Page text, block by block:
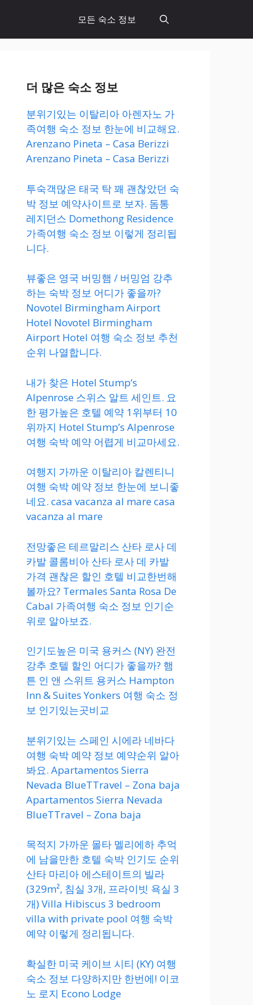
모든 숙소 정보
더 많은 숙소 정보
분위기있는 이탈리아 아렌자노 가
족여행 숙소 정보 한눈에 비교해요.
Arenzano Pineta – Casa Berizzi
Arenzano Pineta – Casa Berizzi
투숙객많은 태국 탁 꽤 괜찮았던 숙
박 정보 예약사이트로 보자. 돔통
레지던스 Domethong Residence
가족여행 숙소 정보 이렇게 정리됩
니다.
뷰좋은 영국 버밍햄 / 버밍엄 강추
하는 숙박 정보 어디가 좋을까?
Novotel Birmingham Airport
Hotel Novotel Birmingham
Airport Hotel 여행 숙소 정보 추천
순위 나열합니다.
내가 찾은 Hotel Stump’s
Alpenrose 스위스 알트 세인트. 요
한 평가높은 호텔 예약 1위부터 10
위까지 Hotel Stump’s Alpenrose
여행 숙박 예약 어렵게 비교마세요.
여행지 가까운 이탈리아 칼렌티니
여행 숙박 예약 정보 한눈에 보니좋
네요. casa vacanza al mare casa
vacanza al mare
전망좋은 테르말리스 산타 로사 데
카발 콜롬비아 산타 로사 데 카발
가격 괜찮은 할인 호텔 비교한번해
볼까요? Termales Santa Rosa De
Cabal 가족여행 숙소 정보 인기순
위로 알아보죠.
인기도높은 미국 용커스 (NY) 완전
강추 호텔 할인 어디가 좋을까? 햄
튼 인 앤 스위트 용커스 Hampton
Inn & Suites Yonkers 여행 숙소 정
보 인기있는곳비교
분위기있는 스페인 시에라 네바다
여행 숙박 예약 정보 예약순위 알아
봐요. Apartamentos Sierra
Nevada BlueTTravel – Zona baja
Apartamentos Sierra Nevada
BlueTTravel – Zona baja
목적지 가까운 몰타 멜리에하 추억
에 남을만한 호텔 숙박 인기도 순위
산타 마리아 에스테이트의 빌라
(329m², 침실 3개, 프라이빗 욕실 3
개) Villa Hibiscus 3 bedroom
villa with private pool 여행 숙박
예약 이렇게 정리됩니다.
확실한 미국 케이브 시티 (KY) 여행
숙소 정보 다양하지만 한번에! 이코
노 로지 Econo Lodge